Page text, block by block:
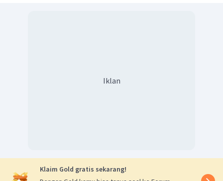
Pada saat 40 orang :
Iklan
Klaim Gold gratis sekarang!